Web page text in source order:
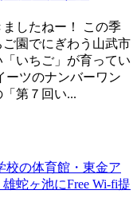
したねー！ この季
園でにぎわう山武市
いちご」が育ってい
ーツのナンバーワン
第７回い...
校の体育館・東金ア
蛇ヶ池にFree Wi-fi提